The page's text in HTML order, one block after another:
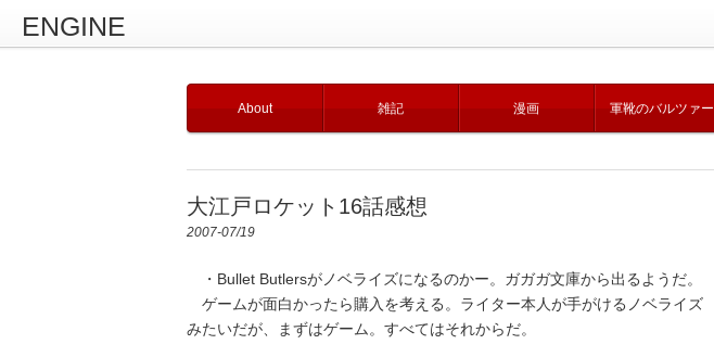
ENGINE
About 雑記 漫画 軍靴のバルツァー
大江戸ロケット16話感想
2007-07/19
・Bullet Butlersがノベライズになるのかー。ガガガ文庫から出るようだ。
ゲームが面白かったら購入を考える。ライター本人が手がけるノベライズ
みたいだが、まずはゲーム。すべてはそれからだ。